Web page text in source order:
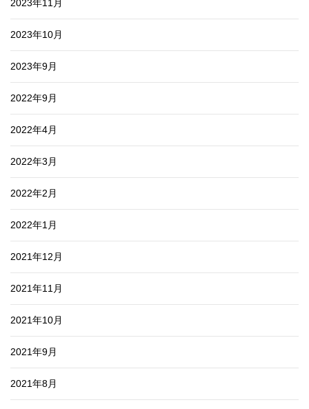
2023年11月
2023年10月
2023年9月
2022年9月
2022年4月
2022年3月
2022年2月
2022年1月
2021年12月
2021年11月
2021年10月
2021年9月
2021年8月